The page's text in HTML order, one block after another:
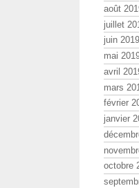
août
juillet
juin 2019
mai
avril
mars
février
janvier
octobre